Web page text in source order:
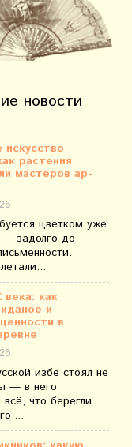
новости
растения
мастеров ар-
цветком уже
задолго до
века: как
и
в
избе стоял не
— в него
что берегли